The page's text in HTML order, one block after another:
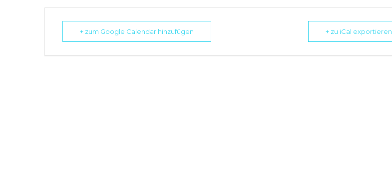
+ zum Google Calendar hinzufügen + zu iCal exportieren